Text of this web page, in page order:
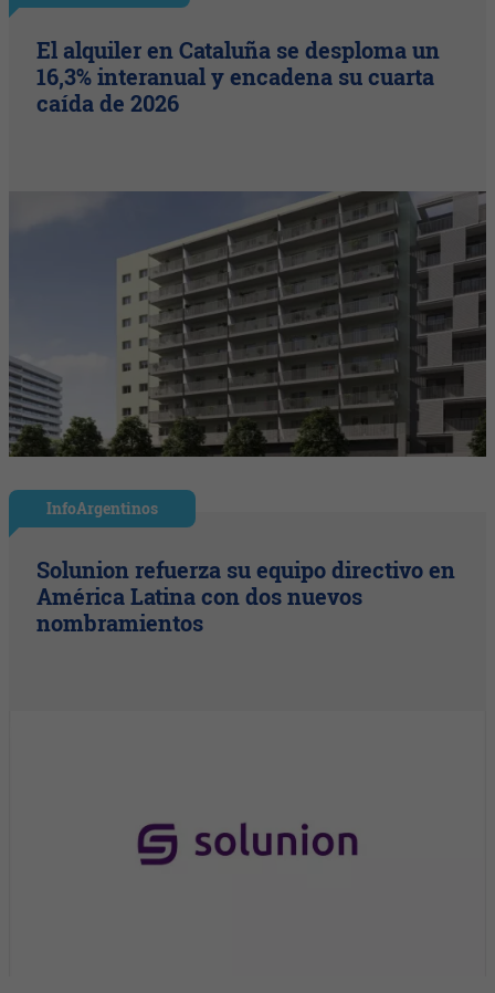
El alquiler en Cataluña se desploma un
16,3% interanual y encadena su cuarta
caída de 2026
InfoArgentinos
Solunion refuerza su equipo directivo en
América Latina con dos nuevos
nombramientos